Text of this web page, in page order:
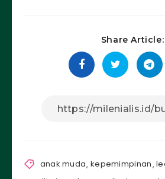
Share Article:
anak muda, kepemimpinan,